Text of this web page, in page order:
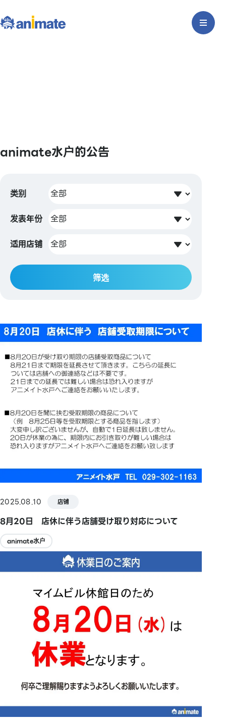
animate水户的公告
类别
发表年份
适用店铺
筛选
2025.08.10 店铺
8月20日 店休に伴う店舗受け取り対応について
animate水户